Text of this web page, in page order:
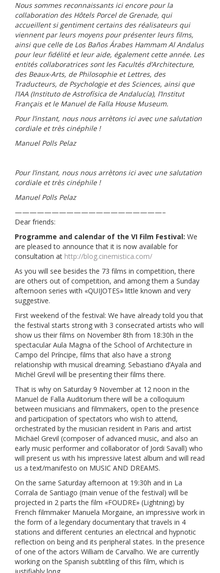
Nous sommes reconnaissants ici encore pour la
collaboration des Hôtels Porcel de Grenade, qui
accueillent si gentiment certains des réalisateurs qui
viennent par leurs moyens pour présenter leurs films,
ainsi que celle de Los Baños Árabes Hammam Al Andalus
pour leur fidélité et leur aide, également cette année. Les
entités collaboratrices sont les Facultés d’Architecture,
des Beaux-Arts, de Philosophie et Lettres, des
Traducteurs, de Psychologie et des Sciences, ainsi que
l’IAA (Instituto de Astrofísica de Andalucía), l’Institut
Français et le Manuel de Falla House Museum.
Pour l’instant, nous nous arrètons ici avec une salutation
cordiale et très cinéphile !
Manuel Polls Pelaz
Pour l’instant, nous nous arrètons ici avec une salutation
cordiale et très cinéphile !
Manuel Polls Pelaz
————————————————————–
Dear friends:
Programme and calendar of the VI Film Festival: We
are pleased to announce that it is now available for
consultation at http://blog.cinemistica.com/
As you will see besides the 73 films in competition, there
are others out of competition, and among them a Sunday
afternoon series with «QUIJOTES» little known and very
suggestive.
First weekend of the festival: We have already told you that
the festival starts strong with 3 consecrated artists who will
show us their films on November 8th from 18:30h in the
spectacular Aula Magna of the School of Architecture in
Campo del Príncipe, films that also have a strong
relationship with musical dreaming. Sebastiano d’Ayala and
Michël Grevil will be presenting their films there.
That is why on Saturday 9 November at 12 noon in the
Manuel de Falla Auditorium there will be a colloquium
between musicians and filmmakers, open to the presence
and participation of spectators who wish to attend,
orchestrated by the musician resident in Paris and artist
Michäel Grevil (composer of advanced music, and also an
early music performer and collaborator of Jordi Savall) who
will present us with his impressive latest album and will read
us a text/manifesto on MUSIC AND DREAMS.
On the same Saturday afternoon at 19:30h and in La
Corrala de Santiago (main venue of the festival) will be
projected in 2 parts the film «FOUDRE» (Lightning) by
French filmmaker Manuela Morgaine, an impressive work in
the form of a legendary documentary that travels in 4
stations and different centuries an electrical and hypnotic
reflection on being and its peripheral states. In the presence
of one of the actors William de Carvalho. We are currently
working on the Spanish subtitling of this film, which is